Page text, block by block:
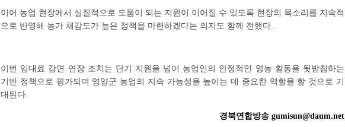
이어 농업 현장에서 실질적으로 도움이 되는 지원이 이어질 수 있도록 현장의 목소리를 지속적
으로 반영해 농가 체감도가 높은 정책을 마련하겠다는 의지도 함께 전했다.
이번 임대료 감면 연장 조치는 단기 지원을 넘어 농업인의 안정적인 영농 활동을 뒷받침하는
기반 정책으로 평가되며 영양군 농업의 지속 가능성을 높이는 데 중요한 역할을 할 것으로 기
대된다.
경북연합방송 gumisun@daum.net